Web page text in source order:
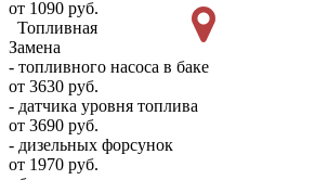
от 1090 руб.
Топливная
Замена
- топливного насоса в баке
от 3630 руб.
- датчика уровня топлива
от 3690 руб.
- дизельных форсунок
от 1970 руб.